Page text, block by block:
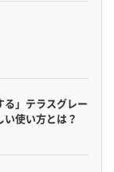
る」テラスグレー
使い方とは？